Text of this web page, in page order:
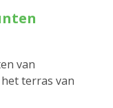
van
terras van